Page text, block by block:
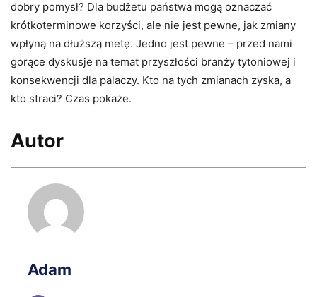
dobry pomysł? Dla budżetu państwa mogą oznaczać
krótkoterminowe korzyści, ale nie jest pewne, jak zmiany
wpłyną na dłuższą metę. Jedno jest pewne – przed nami
gorące dyskusje na temat przyszłości branży tytoniowej i
konsekwencji dla palaczy. Kto na tych zmianach zyska, a
kto straci? Czas pokaże.
Autor
Adam